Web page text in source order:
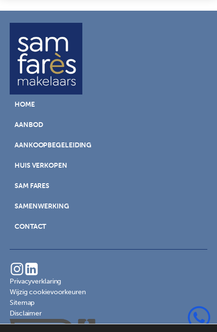
HOME
AANBOD
AANKOOPBEGELEIDING
HUIS VERKOPEN
SAM FARES
SAMENWERKING
CONTACT
Privacyverklaring
Wijzig cookievoorkeuren
Sitemap
Disclaimer